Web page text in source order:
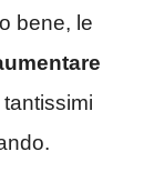
bene, le